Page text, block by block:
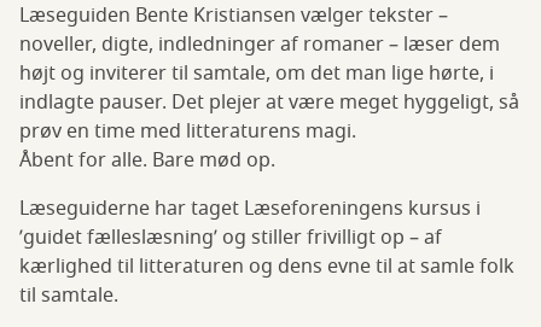
Læseguiden Bente Kristiansen vælger tekster –
noveller, digte, indledninger af romaner – læser dem
højt og inviterer til samtale, om det man lige hørte, i
indlagte pauser. Det plejer at være meget hyggeligt, så
prøv en time med litteraturens magi.
Åbent for alle. Bare mød op.
Læseguiderne har taget Læseforeningens kursus i
’guidet fælleslæsning’ og stiller frivilligt op – af
kærlighed til litteraturen og dens evne til at samle folk
til samtale.